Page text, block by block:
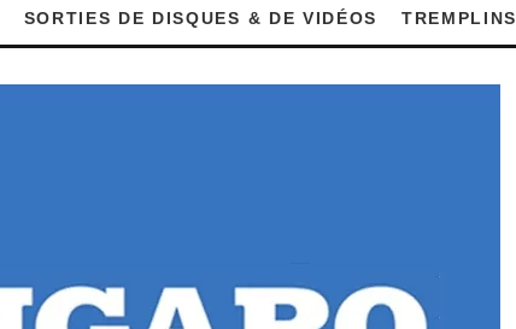
SORTIES DE DISQUES & DE VIDÉOS TREMPLINS